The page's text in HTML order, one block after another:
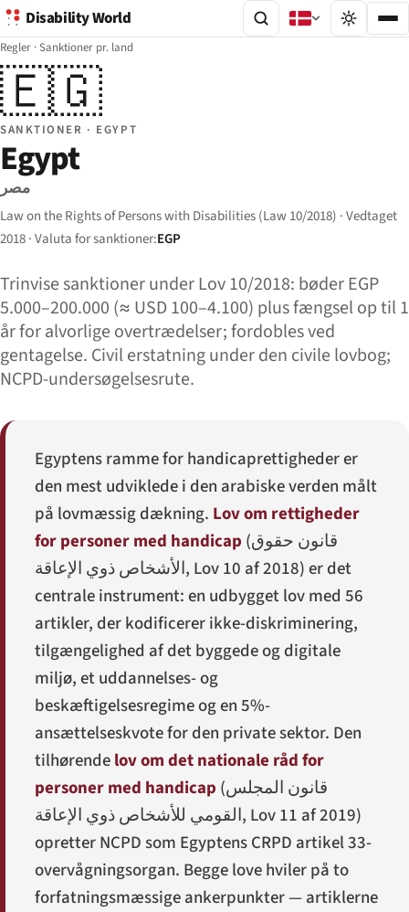
Disability World
Regler ·Sanktioner pr. land
🇪🇬
SANKTIONER · EGYPT
Egypt
مصر
Law on the Rights of Persons with Disabilities (Law 10/2018) · Vedtaget
2018 · Valuta for sanktioner:EGP
Trinvise sanktioner under Lov 10/2018: bøder EGP
5.000–200.000 (≈ USD 100–4.100) plus fængsel op til 1
år for alvorlige overtrædelser; fordobles ved
gentagelse. Civil erstatning under den civile lovbog;
NCPD-undersøgelsesrute.
Egyptens ramme for handicaprettigheder er
den mest udviklede i den arabiske verden målt
på lovmæssig dækning. Lov om rettigheder
for personer med handicap (قانون حقوق
الأشخاص ذوي الإعاقة, Lov 10 af 2018) er det
centrale instrument: en udbygget lov med 56
artikler, der kodificerer ikke-diskriminering,
tilgængelighed af det byggede og digitale
miljø, et uddannelses- og
beskæftigelsesregime og en 5%-
ansættelseskvote for den private sektor. Den
tilhørendelov om det nationale råd for
personer med handicap (قانون المجلس
القومي للأشخاص ذوي الإعاقة, Lov 11 af 2019)
opretter NCPD som Egyptens CRPD artikel 33-
overvågningsorgan. Begge love hviler på to
forfatningsmæssige ankerpunkter — artiklerne